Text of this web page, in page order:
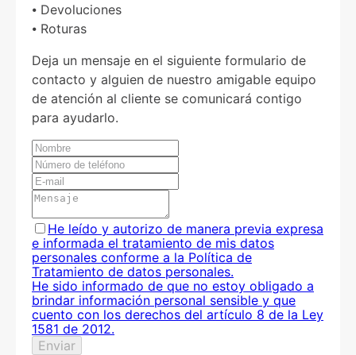
⦁ Devoluciones
⦁ Roturas
Deja un mensaje en el siguiente formulario de
contacto y alguien de nuestro amigable equipo
de atención al cliente se comunicará contigo
para ayudarlo.
He leído y autorizo de manera previa expresa
e informada el tratamiento de mis datos
personales conforme a la Política de
Tratamiento de datos personales.
He sido informado de que no estoy obligado a
brindar información personal sensible y que
cuento con los derechos del artículo 8 de la Ley
1581 de 2012.
Enviar